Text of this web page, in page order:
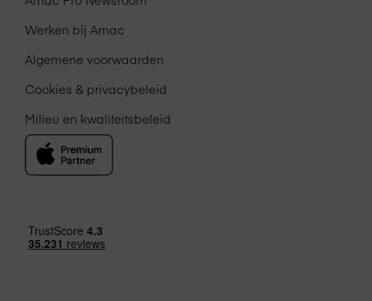
Werken bij Amac
Algemene voorwaarden
Cookies & privacybeleid
Milieu en kwaliteitsbeleid